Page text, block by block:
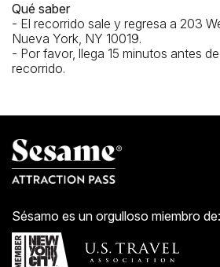
Qué saber
- El recorrido sale y regresa a 203
Nueva York, NY 10019.
- Por favor, llega 15 minutos antes
recorrido.
Sésamo es un orgulloso miembro de: